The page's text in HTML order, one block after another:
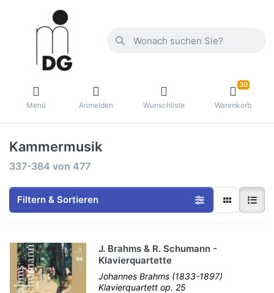
Menü Anmelden Wunschliste
30
Warenkorb
Kammermusik
337-384 von 477
Filtern & Sortieren
J. Brahms & R. Schumann -
Klavierquartette
Johannes Brahms (1833-1897)
Klavierquartett op. 25